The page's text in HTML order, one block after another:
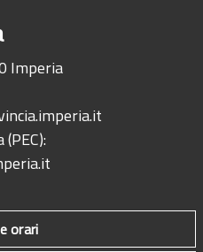
Imperia
orari